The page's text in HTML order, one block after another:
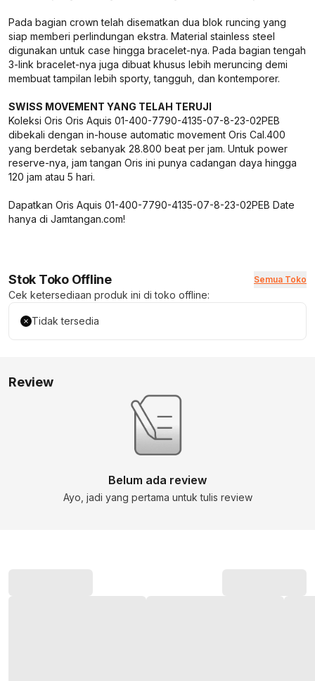
Pada bagian crown telah disematkan dua blok runcing yang
siap memberi perlindungan ekstra. Material stainless steel
digunakan untuk case hingga bracelet-nya. Pada bagian tengah
3-link bracelet-nya juga dibuat khusus lebih meruncing demi
membuat tampilan lebih sporty, tangguh, dan kontemporer.
SWISS MOVEMENT YANG TELAH TERUJI
Koleksi Oris Oris Aquis 01-400-7790-4135-07-8-23-02PEB
dibekali dengan in-house automatic movement Oris Cal.400
yang berdetak sebanyak 28.800 beat per jam. Untuk power
reserve-nya, jam tangan Oris ini punya cadangan daya hingga
120 jam atau 5 hari.
Dapatkan Oris Aquis 01-400-7790-4135-07-8-23-02PEB Date
hanya di Jamtangan.com!
Stok Toko Offline Semua Toko
Cek ketersediaan produk ini di toko offline:
Tidak tersedia
Review
Belum ada review
Ayo, jadi yang pertama untuk tulis review